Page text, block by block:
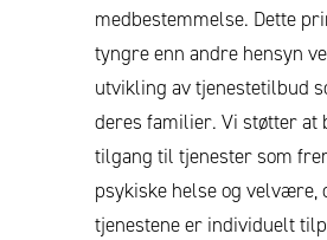
medbestemmelse. Dette
tyngre enn andre hensyn
utvikling av tjenestetilbud
deres familier. Vi støtter at
tilgang til tjenester som
psykiske helse og velvære,
tjenestene er individuelt